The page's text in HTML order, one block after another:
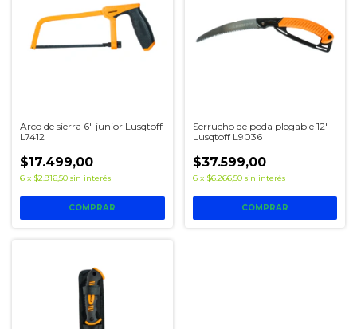
Arco de sierra 6" junior Lusqtoff
L7412
$17.499,00
6 x $2.916,50 sin interés
Serrucho de poda plegable 12"
Lusqtoff L9036
$37.599,00
6 x $6.266,50 sin interés